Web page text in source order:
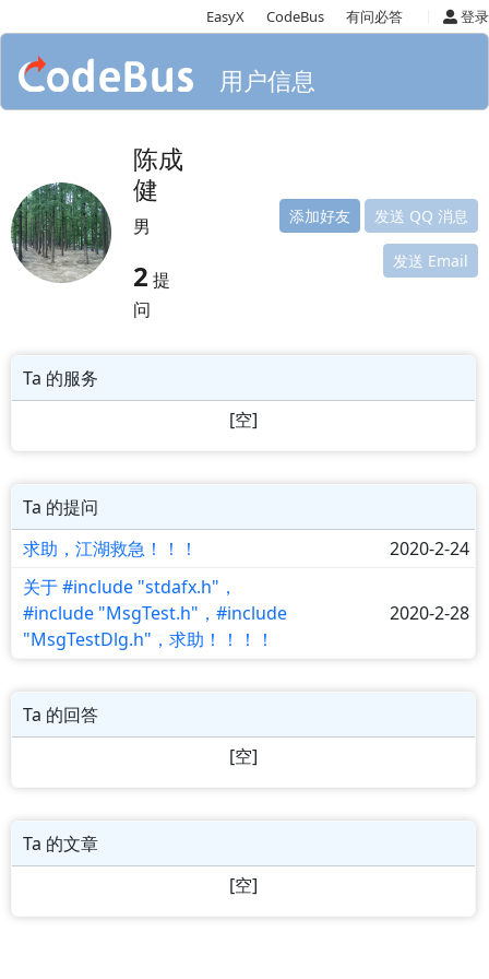
EasyX CodeBus 有问必答 登录
用户信息
陈成
健
男
2 提
问
添加好友 发送 QQ 消息
发送 Email
Ta 的服务
[空]
Ta 的提问
求助，江湖救急！！！
2020-2-24
关于 #include "stdafx.h"，
#include "MsgTest.h"，#include
"MsgTestDlg.h"，求助！！！！
2020-2-28
Ta 的回答
[空]
Ta 的文章
[空]